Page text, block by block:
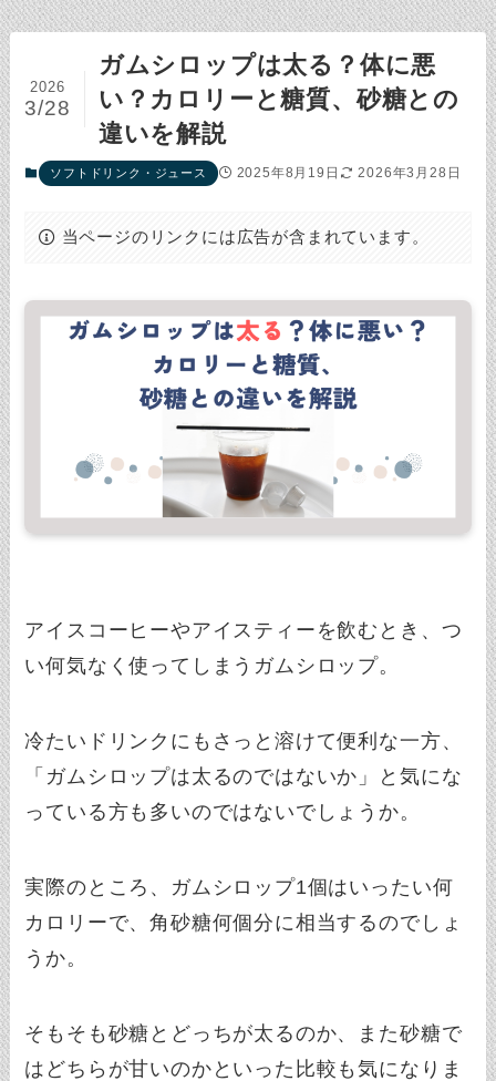
ガムシロップは太る？体に悪
い？カロリーと糖質、砂糖との
違いを解説
2026
3/28
ソフトドリンク・ジュース 2025年8月19日 2026年3月28日
当ページのリンクには広告が含まれています。
アイスコーヒーやアイスティーを飲むとき、つ
い何気なく使ってしまうガムシロップ。
冷たいドリンクにもさっと溶けて便利な一方、
「ガムシロップは太るのではないか」と気にな
っている方も多いのではないでしょうか。
実際のところ、ガムシロップ1個はいったい何
カロリーで、角砂糖何個分に相当するのでしょ
うか。
そもそも砂糖とどっちが太るのか、また砂糖で
はどちらが甘いのかといった比較も気になりま